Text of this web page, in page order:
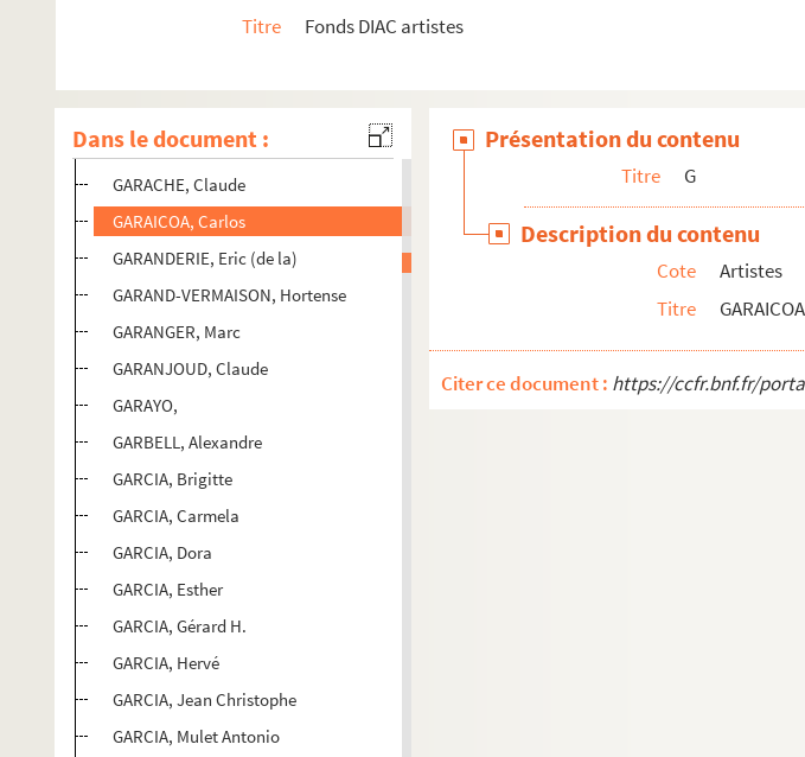
Titre
Fonds DIAC artistes
Dans le document :
GAO XINGJIAN,
GAPPMAYR, Heinz
GARACHE, Claude
GARAICOA, Carlos
GARANDERIE, Eric (de la)
GARAND-VERMAISON, Hortense
GARANGER, Marc
GARANJOUD, Claude
GARAYO,
GARBELL, Alexandre
GARCIA, Brigitte
GARCIA, Carmela
GARCIA, Dora
GARCIA, Esther
GARCIA, Gérard H.
GARCIA, Hervé
GARCIA, Jean Christophe
GARCIA, Mulet Antonio
Présentation du contenu
Titre G
Description du contenu
Cote
Artistes
Titre
Citer ce document : https://ccfr.bnf.fr/